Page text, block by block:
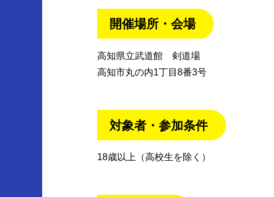
開催場所・会場
高知県立武道館 剣道場
高知市丸の内1丁目8番3号
対象者・参加条件
18歳以上（高校生を除く）